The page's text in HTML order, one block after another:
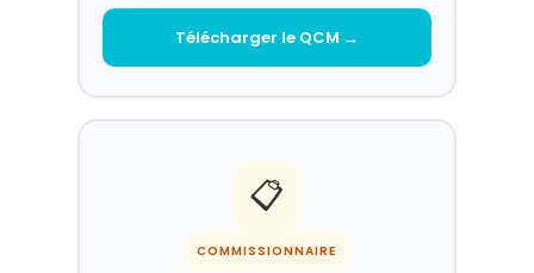
Télécharger le QCM →
📋
COMMISSIONNAIRE